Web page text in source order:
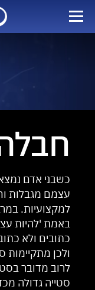
כשבני אדם
עצמם מגבלות
למקצועיות.
באמת 'להיות
כתובים ולא
ולכן מתקיימות
לרוב מדובר
סטייה גדולה